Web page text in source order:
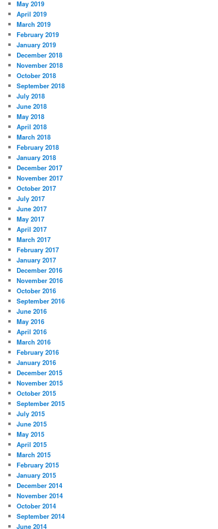
May 2019
April 2019
March 2019
February 2019
January 2019
December 2018
November 2018
October 2018
September 2018
July 2018
June 2018
May 2018
April 2018
March 2018
February 2018
January 2018
December 2017
November 2017
October 2017
July 2017
June 2017
May 2017
April 2017
March 2017
February 2017
January 2017
December 2016
November 2016
October 2016
September 2016
June 2016
May 2016
April 2016
March 2016
February 2016
January 2016
December 2015
November 2015
October 2015
September 2015
July 2015
June 2015
May 2015
April 2015
March 2015
February 2015
January 2015
December 2014
November 2014
October 2014
September 2014
June 2014